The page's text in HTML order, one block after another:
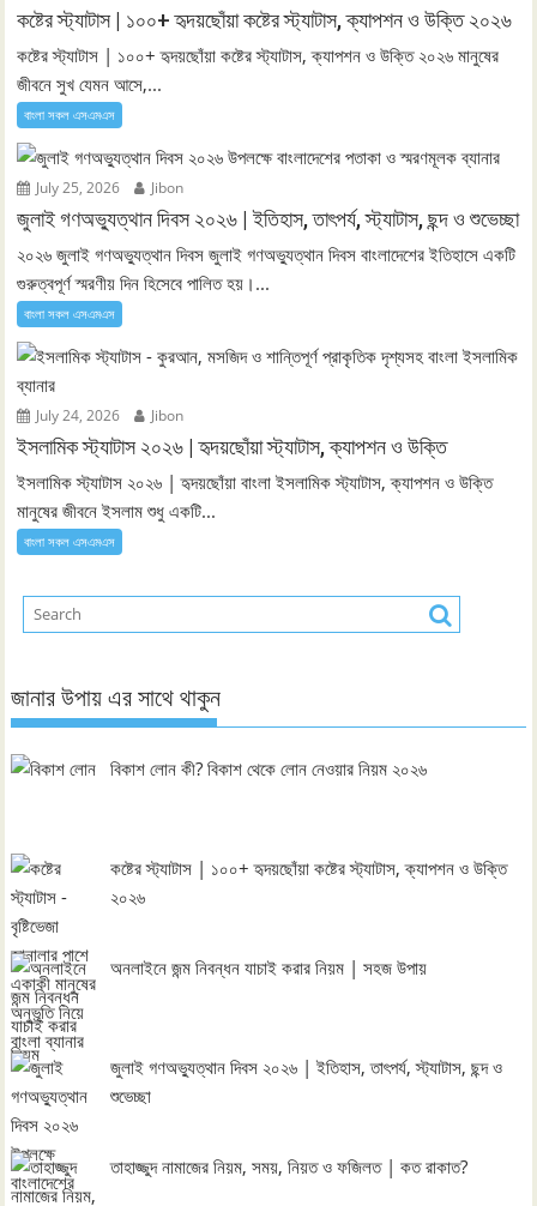
কষ্টের স্ট্যাটাস | ১০০+ হৃদয়ছোঁয়া কষ্টের স্ট্যাটাস, ক্যাপশন ও উক্তি ২০২৬
কষ্টের স্ট্যাটাস | ১০০+ হৃদয়ছোঁয়া কষ্টের স্ট্যাটাস, ক্যাপশন ও উক্তি ২০২৬ মানুষের
জীবনে সুখ যেমন আসে,...
বাংলা সকল এসএমএস
July 25, 2026 Jibon
জুলাই গণঅভ্যুত্থান দিবস ২০২৬ | ইতিহাস, তাৎপর্য, স্ট্যাটাস, ছন্দ ও শুভেচ্ছা
২০২৬ জুলাই গণঅভ্যুত্থান দিবস জুলাই গণঅভ্যুত্থান দিবস বাংলাদেশের ইতিহাসে একটি
গুরুত্বপূর্ণ স্মরণীয় দিন হিসেবে পালিত হয়।...
বাংলা সকল এসএমএস
July 24, 2026 Jibon
ইসলামিক স্ট্যাটাস ২০২৬ | হৃদয়ছোঁয়া স্ট্যাটাস, ক্যাপশন ও উক্তি
ইসলামিক স্ট্যাটাস ২০২৬ | হৃদয়ছোঁয়া বাংলা ইসলামিক স্ট্যাটাস, ক্যাপশন ও উক্তি
মানুষের জীবনে ইসলাম শুধু একটি...
বাংলা সকল এসএমএস
জানার উপায় এর সাথে থাকুন
বিকাশ লোন কী? বিকাশ থেকে লোন নেওয়ার নিয়ম ২০২৬
কষ্টের স্ট্যাটাস | ১০০+ হৃদয়ছোঁয়া কষ্টের স্ট্যাটাস, ক্যাপশন ও উক্তি
২০২৬
অনলাইনে জন্ম নিবন্ধন যাচাই করার নিয়ম | সহজ উপায়
জুলাই গণঅভ্যুত্থান দিবস ২০২৬ | ইতিহাস, তাৎপর্য, স্ট্যাটাস, ছন্দ ও
শুভেচ্ছা
তাহাজ্জুদ নামাজের নিয়ম, সময়, নিয়ত ও ফজিলত | কত রাকাত?